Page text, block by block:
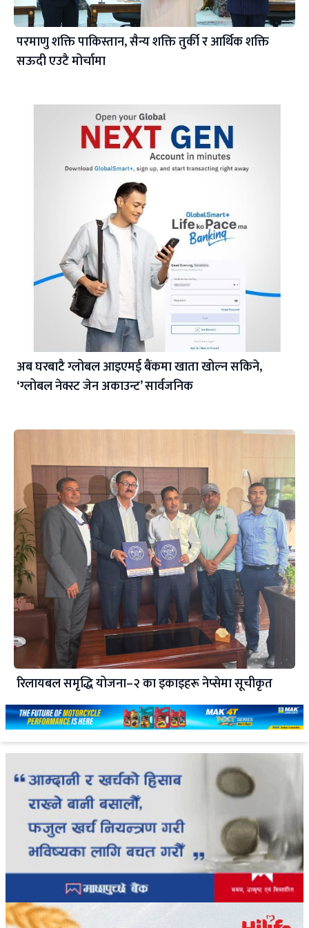
परमाणु शक्ति पाकिस्तान, सैन्य शक्ति तुर्की र आर्थिक शक्ति
सऊदी एउटै मोर्चामा
अब घरबाटै ग्लोबल आइएमई बैंकमा खाता खोल्न सकिने,
‘ग्लोबल नेक्स्ट जेन अकाउन्ट’ सार्वजनिक
रिलायबल समृद्धि योजना–२ का इकाइहरू नेप्सेमा सूचीकृत